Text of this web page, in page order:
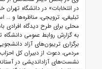
در انتخابات» در دانشگاه
تبلیغی، ترویجی، مناظره‌ها و
محلی برای طرح دیدگاه افرادی
به گزارش روابط عمومی دانشگاه
برگزاری تریبون‌های آزاد
مردمی، دعوت از دبیران کل
نشست‌های آزاداندیشی در